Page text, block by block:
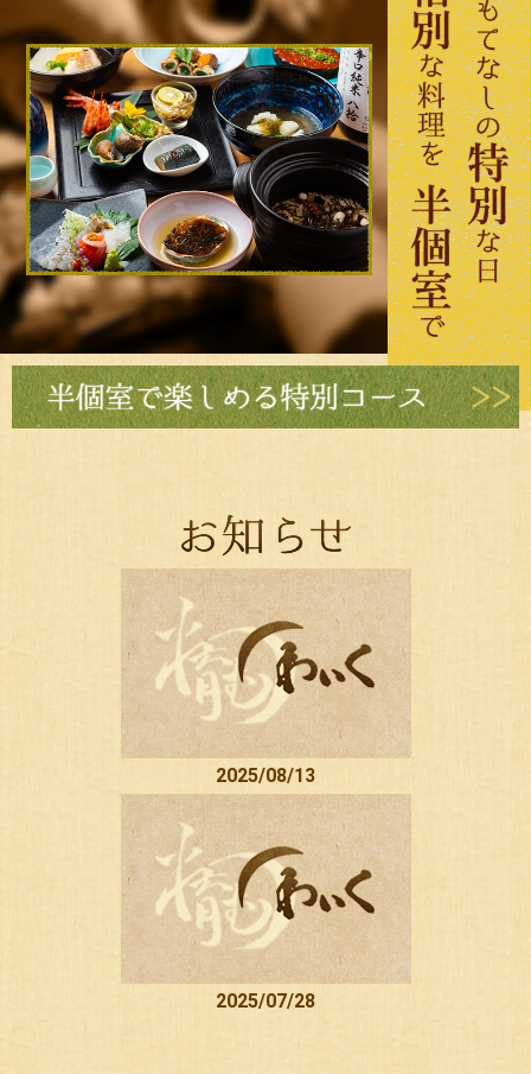
2025/08/13
2025/07/28